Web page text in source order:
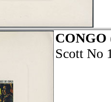
CONGO
Scott No